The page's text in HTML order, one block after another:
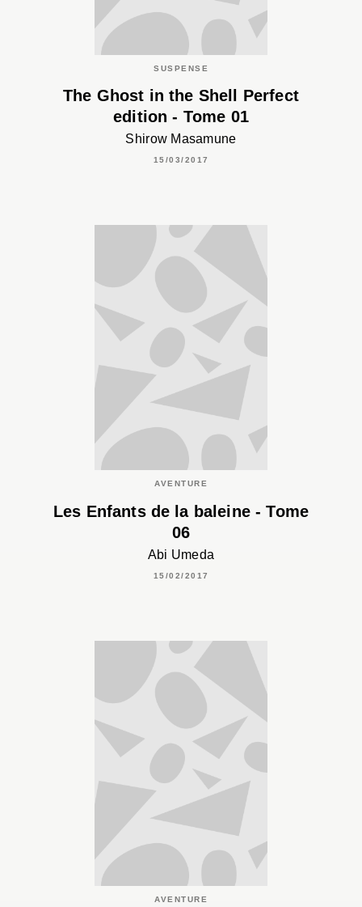
SUSPENSE
The Ghost in the Shell Perfect
edition - Tome 01
Shirow Masamune
15/03/2017
AVENTURE
Les Enfants de la baleine - Tome
06
Abi Umeda
15/02/2017
AVENTURE